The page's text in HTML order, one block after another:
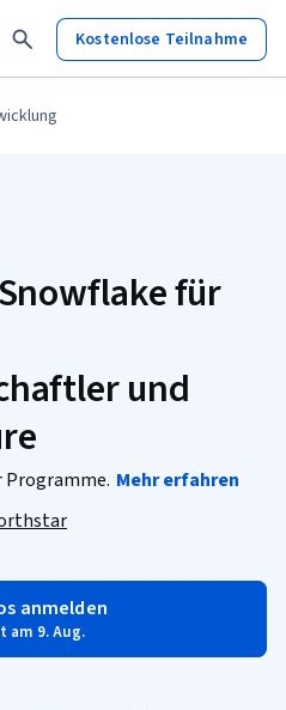
Kostenlose Teilnahme
für
und
Programme. Mehr erfahren
anmelden
am 9. Aug.